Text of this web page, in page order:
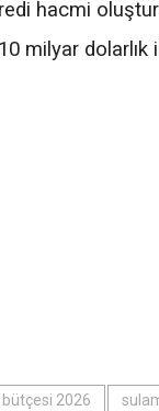
hacmi
milyar
bütçesi 2026